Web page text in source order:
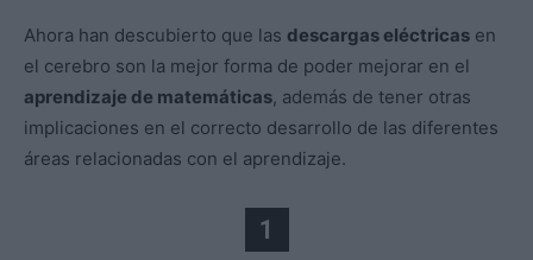
Ahora han descubierto que las descargas eléctricas en
el cerebro son la mejor forma de poder mejorar en el
aprendizaje de matemáticas, además de tener otras
implicaciones en el correcto desarrollo de las diferentes
áreas relacionadas con el aprendizaje.
1